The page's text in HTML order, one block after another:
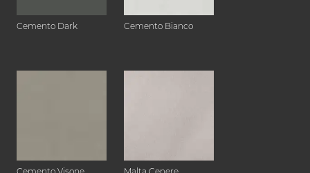
Cemento Dark Cemento Bianco